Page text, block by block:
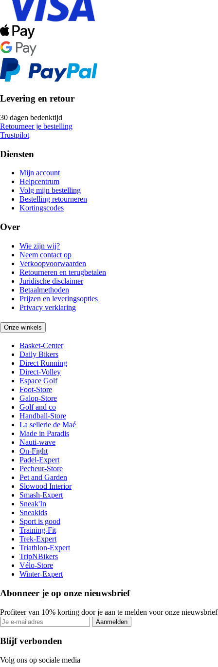
Levering en retour
30 dagen bedenktijd
Retourneer je bestelling
Trustpilot
Diensten
Mijn account
Helpcentrum
Volg mijn bestelling
Bestelling retourneren
Kortingscodes
Over
Wie zijn wij?
Neem contact op
Verkoopvoorwaarden
Retourneren en terugbetalen
Juridische disclaimer
Betaalmethoden
Prijzen en leveringsopties
Privacy verklaring
Onze winkels
Basket-Center
Daily Bikers
Direct Running
Direct-Volley
Espace Golf
Foot-Store
Galop-Store
Golf and co
Handball-Store
La sellerie de Maé
Made in Paradis
Nauti-wave
On-Fight
Padel-Expert
Pecheur-Store
Pet and Garden
Slowood Interior
Smash-Expert
Sneak'In
Sneakids
Sport is good
Training-Fit
Trek-Expert
Triathlon-Expert
TripNBikers
Vélo-Store
Winter-Expert
Abonneer je op onze nieuwsbrief
Profiteer van 10% korting door je aan te melden voor onze nieuwsbrief
Aanmelden
Blijf verbonden
Volg ons op sociale media